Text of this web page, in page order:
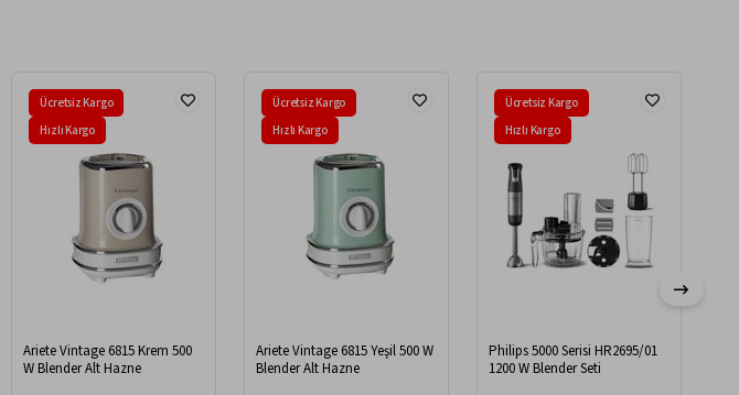
Ariete Vintage 6815 Krem 500
W Blender Alt Hazne
Ücretsiz Kargo
Hızlı Kargo
Ariete Vintage 6815 Yeşil 500 W
Blender Alt Hazne
Ücretsiz Kargo
Hızlı Kargo
Philips 5000 Serisi HR2695/01
1200 W Blender Seti
Ücretsiz Kargo
Hızlı Kargo